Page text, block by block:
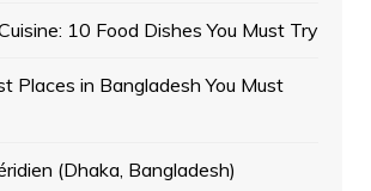
10 Food Dishes You Must Try
Places in Bangladesh You Must
(Dhaka, Bangladesh)